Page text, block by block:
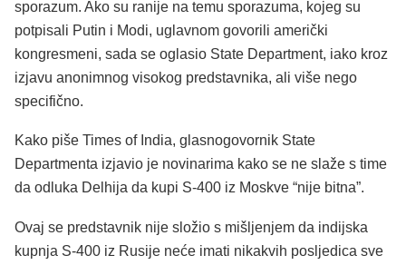
sporazum. Ako su ranije na temu sporazuma, kojeg su
potpisali Putin i Modi, uglavnom govorili američki
kongresmeni, sada se oglasio State Department, iako kroz
izjavu anonimnog visokog predstavnika, ali više nego
specifično.
Kako piše Times of India, glasnogovornik State
Departmenta izjavio je novinarima kako se ne slaže s time
da odluka Delhija da kupi S-400 iz Moskve “nije bitna”.
Ovaj se predstavnik nije složio s mišljenjem da indijska
kupnja S-400 iz Rusije neće imati nikakvih posljedica sve